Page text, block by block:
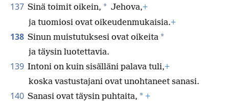
137 Sinä toimit oikein, * Jehova,+
ja tuomiosi ovat oikeudenmukaisia.+
138 Sinun muistutuksesi ovat oikeita *
ja täysin luotettavia.
139 Intoni on kuin sisälläni palava tuli,+
koska vastustajani ovat unohtaneet sanasi.
140 Sanasi ovat täysin puhtaita, * +